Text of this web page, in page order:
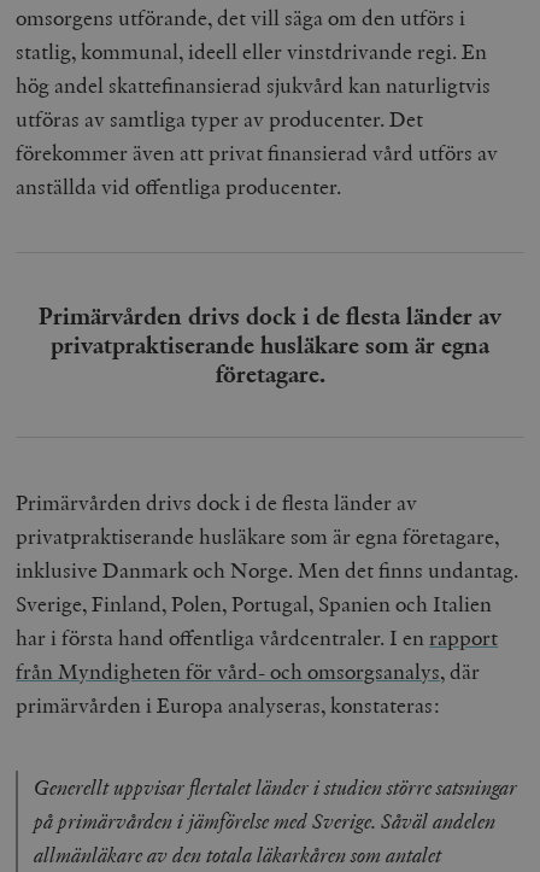
omsorgens utförande, det vill säga om den utförs i
statlig, kommunal, ideell eller vinstdrivande regi. En
hög andel skattefinansierad sjukvård kan naturligtvis
utföras av samtliga typer av producenter. Det
förekommer även att privat finansierad vård utförs av
anställda vid offentliga producenter.
Primärvården drivs dock i de flesta länder av
privatpraktiserande husläkare som är egna
företagare.
Primärvården drivs dock i de flesta länder av
privatpraktiserande husläkare som är egna företagare,
inklusive Danmark och Norge. Men det finns undantag.
Sverige, Finland, Polen, Portugal, Spanien och Italien
har i första hand offentliga vårdcentraler. I enrapport
från Myndigheten för vård- och omsorgsanalys, där
primärvården i Europa analyseras, konstateras:
Generellt uppvisar flertalet länder i studien större satsningar
på primärvården i jämförelse med Sverige. Såväl andelen
allmänläkare av den totala läkarkåren som antalet